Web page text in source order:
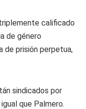
calificado
de género
de prisión perpetua,
sindicados por
que Palmero.